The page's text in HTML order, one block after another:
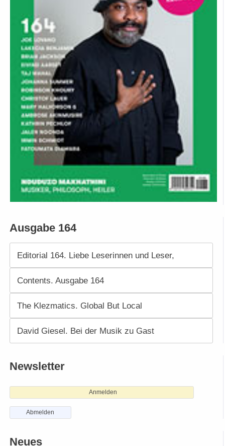
Ausgabe 164
Editorial 164. Liebe Leserinnen und Leser,
Contents. Ausgabe 164
The Klezmatics. Global But Local
David Giesel. Bei der Musik zu Gast
Newsletter
Anmelden
Abmelden
Neues